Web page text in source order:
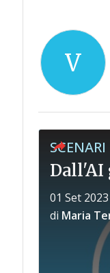
V
SCENARI
Dall'AI
01 Set 2023
di Maria